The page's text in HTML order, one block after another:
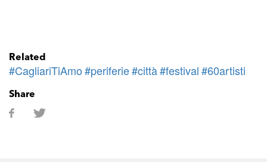
Related
#CagliariTiAmo#periferie#città#festival#60artisti
Share